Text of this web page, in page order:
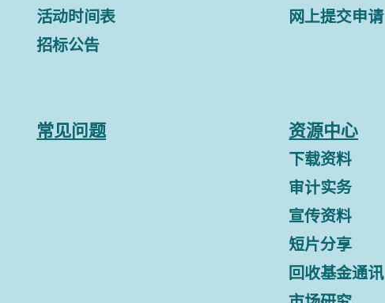
活动时间表
招标公告
网上提交申请
常见问题 资源中心
下载资料
审计实务
宣传资料
短片分享
回收基金通讯